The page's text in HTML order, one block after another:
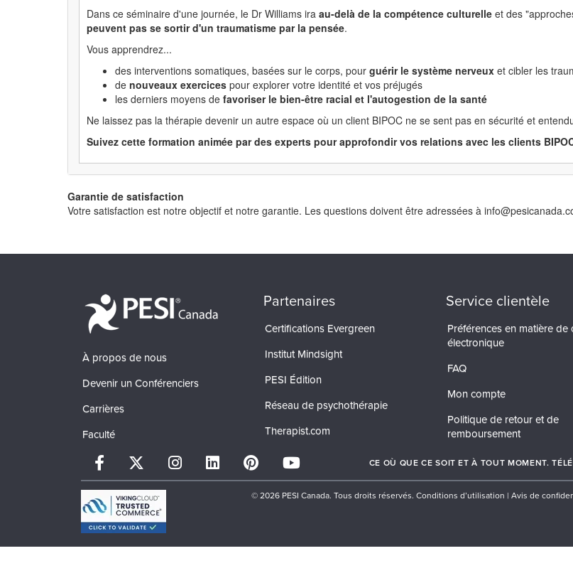
Dans ce séminaire d'une journée, le Dr Williams ira au-delà de la compétence culturelle et des
peuvent pas se sortir d'un traumatisme par la pensée.
Vous apprendrez...
des interventions somatiques, basées sur le corps, pour guérir le système nerveux et cibler les
de nouveaux exercices pour explorer votre identité et vos préjugés
les derniers moyens de favoriser le bien-être racial et l'autogestion de la santé
Ne laissez pas la thérapie devenir un autre espace où un client BIPOC ne se sent pas en sécurité et
Suivez cette formation animée par des experts pour approfondir vos relations avec les clients
Garantie de satisfaction
Votre satisfaction est notre objectif et notre garantie. Les questions doivent être adressées à
À propos de nous
Devenir un Conférenciers
Carrières
Faculté
Partenaires
Certifications Evergreen
Institut Mindsight
PESI Édition
Réseau de psychothérapie
Therapist.com
Service clientèle
Préférences en matière de
électronique
FAQ
Mon compte
Politique de retour et de
remboursement
CE OÙ QUE CE SOIT ET À TOUT MOMENT.
© 2026 PESI Canada. Tous droits réservés. Conditions d’utilisation | Avis de